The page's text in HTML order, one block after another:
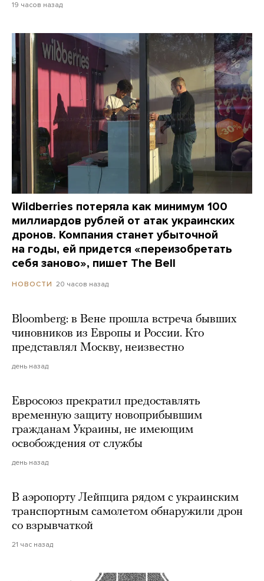
19 часов назад
Wildberries потеряла как минимум 100
миллиардов рублей от атак украинских
дронов. Компания станет убыточной
на годы, ей придется «переизобретать
себя заново», пишет The Bell
НОВОСТИ 20 часов назад
Bloomberg: в Вене прошла встреча бывших
чиновников из Европы и России. Кто
представлял Москву, неизвестно
день назад
Евросоюз прекратил предоставлять
временную защиту новоприбывшим
гражданам Украины, не имеющим
освобождения от службы
день назад
В аэропорту Лейпцига рядом с украинским
транспортным самолетом обнаружили дрон
со взрывчаткой
21 час назад